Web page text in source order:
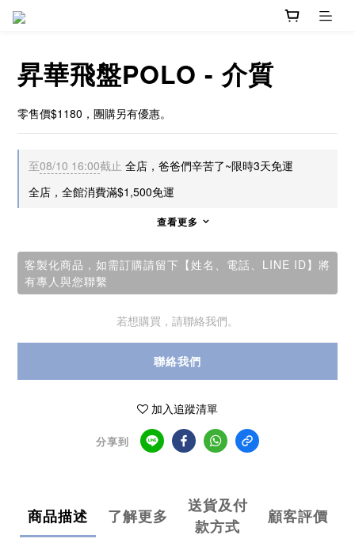
昇華飛盤POLO - 介質
零售價$1180，團購另有優惠。
至08/10 16:00截止 全店，爸爸們辛苦了~限時3天免運
全店，全館消費滿$1,500免運
查看更多
客製化商品，如需訂購請留下【姓名、電話、LINE ID】將
有專人與您聯繫
若想購買，請聯絡我們。
聯絡我們
加入追蹤清單
分享到
商品描述 了解更多
送貨及付
款方式
顧客評價